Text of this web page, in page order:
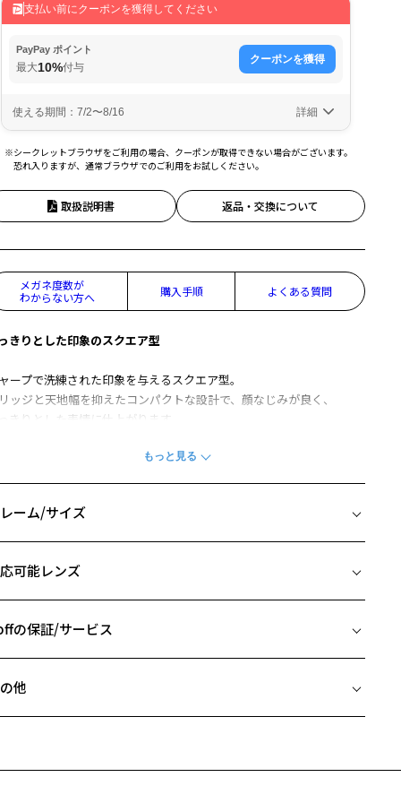
※シークレットブラウザをご利用の場合、クーポンが取得できない場合がございます。
恐れ入りますが、通常ブラウザでのご利用をお試しください。
取扱説明書 返品・交換について
メガネ度数が
わからない方へ
購入手順 よくある質問
きりとした印象のスクエア型
ープで洗練された印象を与えるスクエア型。
ッジと天地幅を抑えたコンパクトな設計で、顔なじみが良く、
っきりとした表情に仕上がります。
幅広く対応する万能な一本です。
ネス ページをみる
ーム/サイズ
リッジ(鼻部分)の横幅：16mm
可能レンズ
フレームとレンズの合計料金を知りたい方へ
の保証/サービス
他